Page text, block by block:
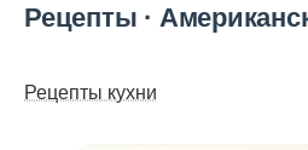
Рецепты ·
Рецепты кухни